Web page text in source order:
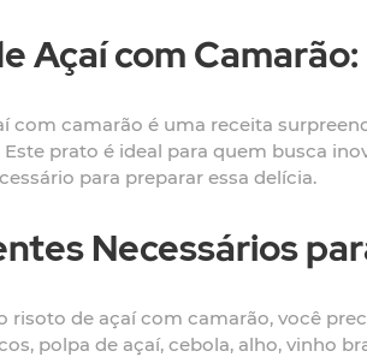
Açaí com
com camarão é uma receita
prato é ideal para quem busca
para preparar essa delícia.
Necessários
risoto de açaí com camarão, você
polpa de açaí, cebola, alho, vinho